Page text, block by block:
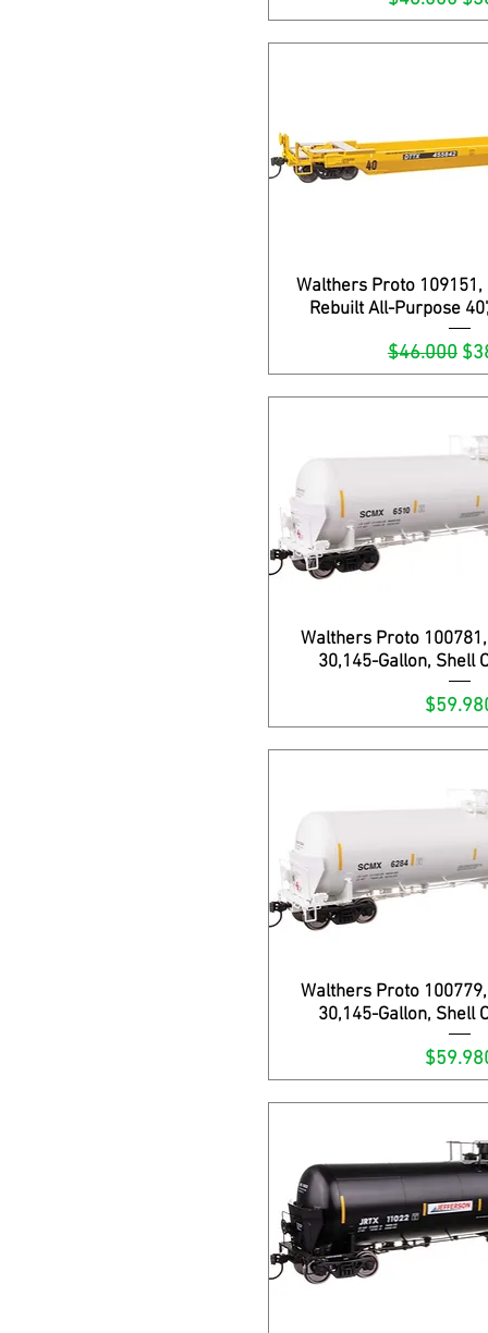
Vista
Walthers Proto
Rebuilt All-Purpose
Precio
$46.000
Vista
Walthers Proto
30,145-Gallon, Shell
Precio
Vista
Walthers Proto
30,145-Gallon, Shell
Precio